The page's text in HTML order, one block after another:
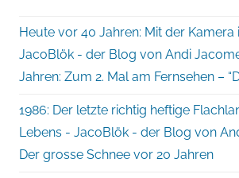
Heute vor 40 Jahren: Mit der Kamera
JacoBlök - der Blog von Andi
Jahren: Zum 2. Mal am Fernsehen –
1986: Der letzte richtig heftige
Lebens - JacoBlök - der Blog von
Der grosse Schnee vor 20 Jahren